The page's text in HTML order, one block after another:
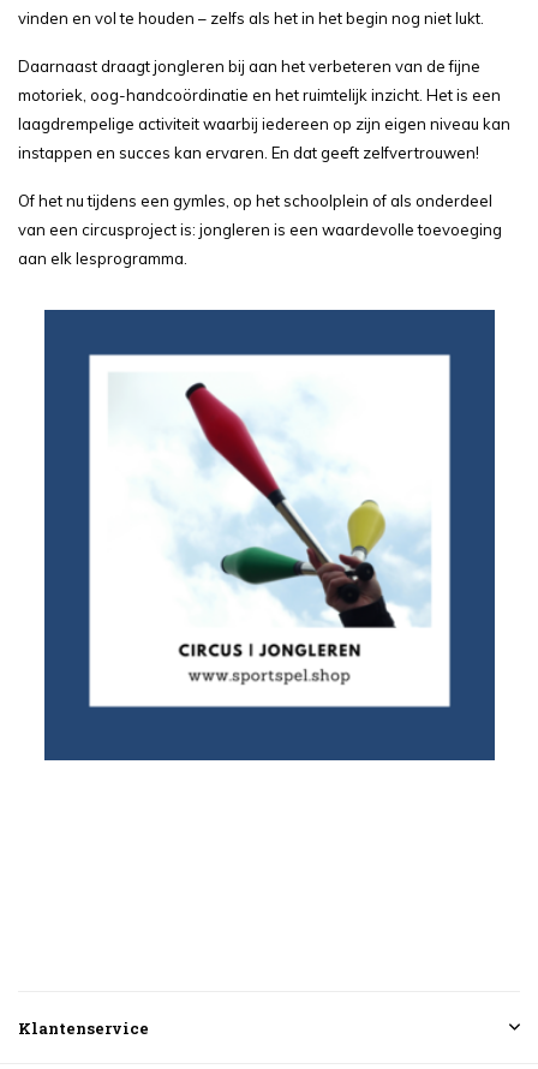
vinden en vol te houden – zelfs als het in het begin nog niet lukt.
Daarnaast draagt jongleren bij aan het verbeteren van de fijne
motoriek, oog-handcoördinatie en het ruimtelijk inzicht. Het is een
laagdrempelige activiteit waarbij iedereen op zijn eigen niveau kan
instappen en succes kan ervaren. En dat geeft zelfvertrouwen!
Of het nu tijdens een gymles, op het schoolplein of als onderdeel
van een circusproject is: jongleren is een waardevolle toevoeging
aan elk lesprogramma.
Klantenservice